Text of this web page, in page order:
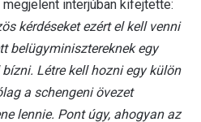
interjúban kifejtette:
kérdéseket ezért el kell venni
belügyminisztereknek egy
Létre kell hozni egy külön
a schengeni övezet
lennie. Pont úgy, ahogyan az